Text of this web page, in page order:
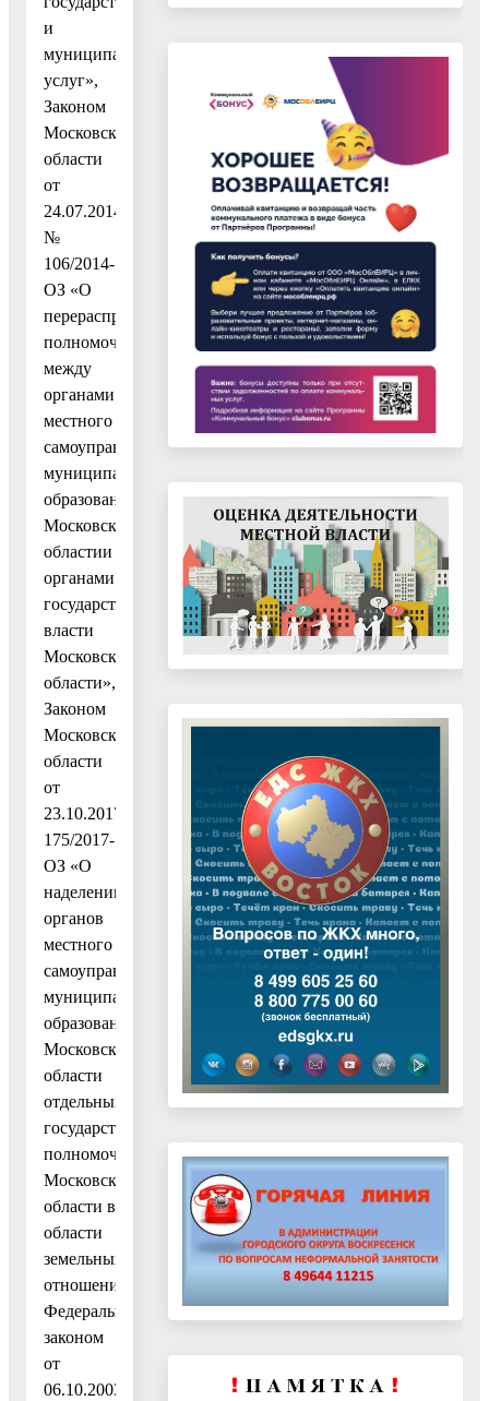
и
муниципальных
услуг»,
Законом
Московской
области
от
24.07.2014
№
106/2014-
ОЗ «О
перераспределении
полномочий
между
органами
местного
самоуправления
муниципальных
образований
Московской
областии
органами
государственной
власти
Московской
области»,
Законом
Московской
области
от
23.10.2017№
175/2017-
ОЗ «О
наделении
органов
местного
самоуправления
муниципальных
образований
Московской
области
отдельными
государственными
полномочиями
Московской
области в
области
земельных
отношений»,
Федеральным
законом
от
06.10.2003№